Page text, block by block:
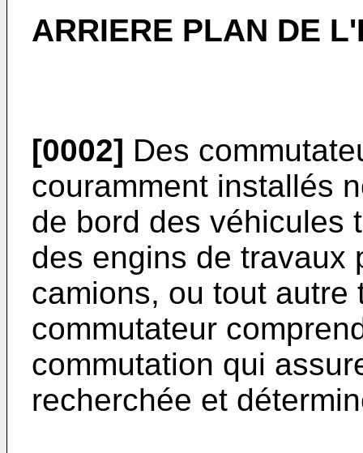
ARRIERE PLAN DE
[0002] Des
couramment installés
de bord des véhicules
des engins de travaux
camions, ou tout
commutateur
commutation qui
recherchée et